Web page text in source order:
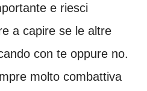
e riesci
a capire se le altre
con te oppure no.
molto combattiva